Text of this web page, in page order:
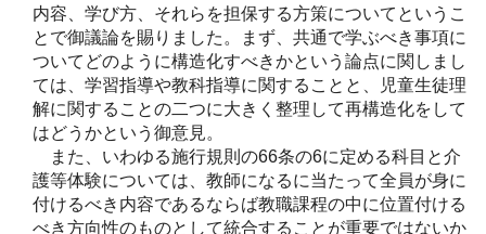
内容、学び方、それらを担保する方策についてというこ
とで御議論を賜りました。まず、共通で学ぶべき事項に
ついてどのように構造化すべきかという論点に関しまし
ては、学習指導や教科指導に関することと、児童生徒理
解に関することの二つに大きく整理して再構造化をして
はどうかという御意見。
また、いわゆる施行規則の66条の6に定める科目と介
護等体験については、教師になるに当たって全員が身に
付けるべき内容であるならば教職課程の中に位置付ける
べき方向性のものとして統合することが重要ではないか